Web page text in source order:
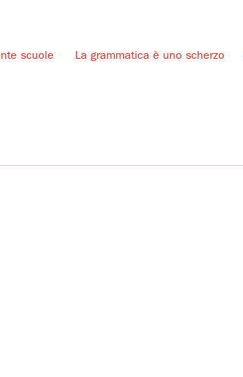
scuole La grammatica è uno scherzo